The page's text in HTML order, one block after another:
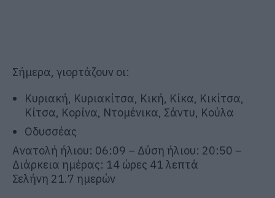
Σήμερα, γιορτάζουν οι:
Κυριακή, Κυριακίτσα, Κική, Κίκα, Κικίτσα,
Κίτσα, Κορίνα, Ντομένικα, Σάντυ, Κούλα
Οδυσσέας
Ανατολή ήλιου: 06:09 – Δύση ήλιου: 20:50 –
Διάρκεια ημέρας: 14 ώρες 41 λεπτά
Σελήνη 21.7 ημερών